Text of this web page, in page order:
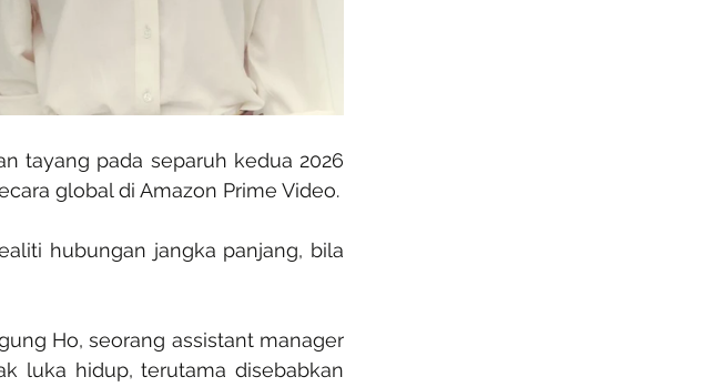
tayang pada separuh kedua 2026
global di Amazon Prime Video.
hubungan jangka panjang, bila
Ho, seorang assistant manager
luka hidup, terutama disebabkan